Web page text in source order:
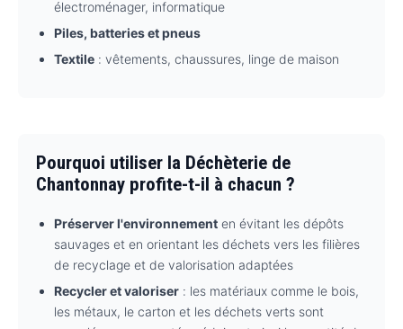
électroménager, informatique
Piles, batteries et pneus
Textile : vêtements, chaussures, linge de maison
Pourquoi utiliser la Déchèterie de
Chantonnay profite-t-il à chacun ?
Préserver l'environnement en évitant les dépôts
sauvages et en orientant les déchets vers les filières
de recyclage et de valorisation adaptées
Recycler et valoriser : les matériaux comme le bois,
les métaux, le carton et les déchets verts sont